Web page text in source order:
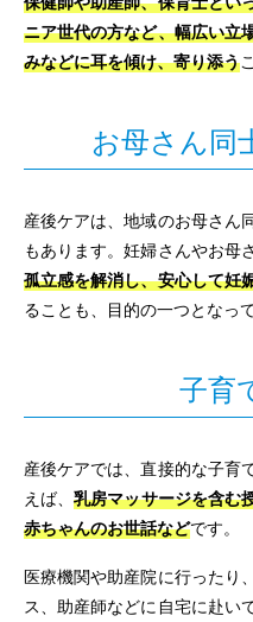
ニア世代の方など、幅広い立
みなどに耳を傾け、寄り添う
お母さん同
産後ケアは、地域のお母さん
もあります。妊婦さんやお母
孤立感を解消し、安心して妊
ることも、目的の一つとなっ
子育
産後ケアでは、直接的な子育
えば、乳房マッサージを含む
赤ちゃんのお世話などです。
医療機関や助産院に行ったり
ス、助産師などに自宅に赴い